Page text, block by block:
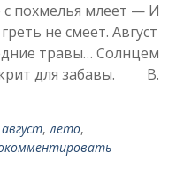
с похмелья млеет — И
не смеет. Август
травы… Солнцем
для забавы. В.
август,лето,